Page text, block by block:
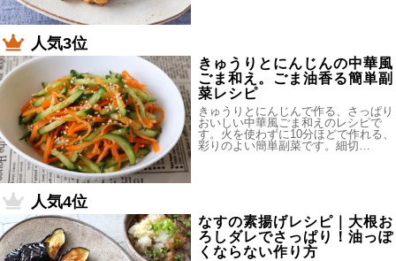
人気3位
きゅうりとにんじんの中華風
ごま和え。ごま油香る簡単副
菜レシピ
きゅうりとにんじんで作る、さっぱり
おいしい中華風ごま和えのレシピで
す。火を使わずに10分ほどで作れる、
彩りのよい簡単副菜です。細切…
人気4位
なすの素揚げレシピ｜大根お
ろしダレでさっぱり！油っぽ
くならない作り方